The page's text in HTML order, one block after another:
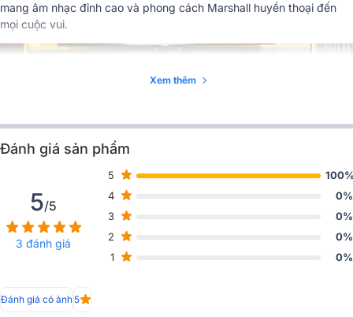
Kích thước 652 × 413 × 355 mm
bảo hành
mang âm nhạc đỉnh cao và phong cách Marshall huyền thoại đến
mọi cuộc vui.
Xem thêm
Đánh giá sản phẩm
5/5
3 đánh giá
5
4
0%
3
0%
2
0%
1
0%
Đánh giá có ảnh 5